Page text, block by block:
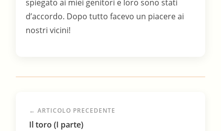
← ARTICOLO PRECEDENTE
Il toro (I parte)